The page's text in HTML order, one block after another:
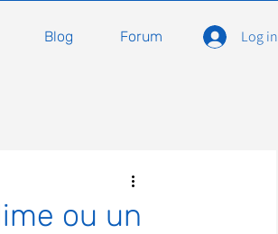
Blog Forum Log in
ou un